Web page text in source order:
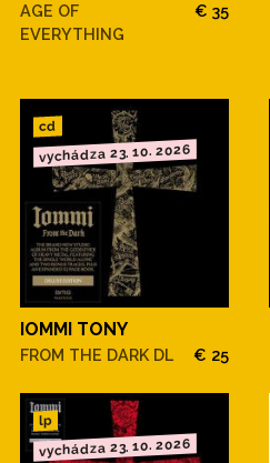
AGE OF
EVERYTHING
€ 35
cd
vychádza 23. 10. 2026
IOMMI TONY
FROM THE DARK DL € 25
lp
vychádza 23. 10. 2026